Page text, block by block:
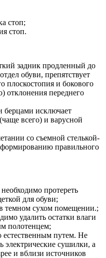
стоп;
стоп.
задник продленный до
обуви, препятствует
плоскостопия и бокового
отклонения переднего
берцами исключает
всего) и варусной
со съемной стелькой-
правильного
протереть
для обуви;
темном сухом помещении.;
удалить остатки влаги
полотенцем;
естественным путем. Не
электрические сушилки, а
и вблизи источников